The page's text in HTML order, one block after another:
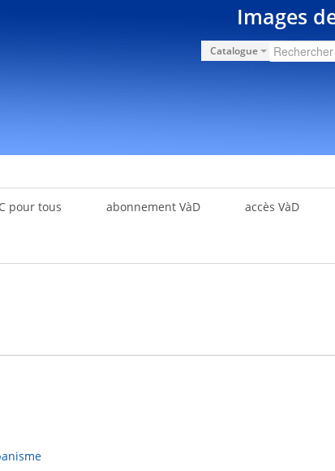
Images
Catalogue
pour tous abonnement VàD accès VàD